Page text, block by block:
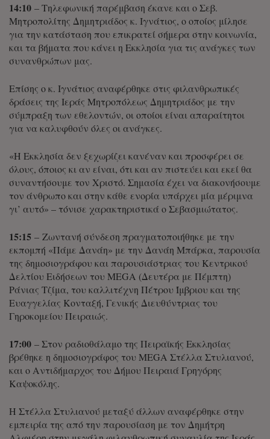
14:10 – Τηλεφωνική παρέμβαση έκανε και ο Σεβ.
Μητροπολίτης Δημητριάδος κ. Ιγνάτιος, ο οποίος μίλησε
για την κατάσταση που επικρατεί σήμερα στην κοινωνία,
και τα βήματα που κάνει η Εκκλησία για τις ανάγκες των
συνανθρώπων μας.
Επίσης ο κ. Ιγνάτιος αναφέρθηκε στις φιλανθρωπικές
δράσεις της Ιεράς Μητροπόλεως Δημητριάδος με την
σύμπραξη των εθελοντών, οι οποίοι είναι απαραίτητοι
για να καλυφθούν όλες οι ανάγκες.
«Η Εκκλησία δεν ξεχωρίζει κανέναν και προσφέρει σε
όλους, όποιος κι αν είναι, ότι και αν πιστεύει και εκεί θα
συναντήσουμε τον Χριστό. Σημασία έχει να διακονήσουμε
τον άνθρωπο και στην κάθε ενορία υπάρχει μία μέριμνα
γι’ αυτό» – τόνισε χαρακτηριστικά ο Σεβασμιώτατος.
15:15 – Ζωντανή σύνδεση πραγματοποιήθηκε με την
εκπομπή «Πάμε Δανάη» με την Δανάη Μπάρκα, παρουσία
της δημοσιογράφου και παρουσιάστριας του Κεντρικού
Δελτίου Ειδήσεων του MEGA (Δευτέρα με Πέμπτη)
Ράνιας Τζίμα, του καλλιτέχνη Πέτρου Ίμβριου και της
Ευαγγελίας Κονταξή, Γενικής Διευθύντριας του
Γηροκομείου Πειραιώς.
17:00 – Στον ραδιοθάλαμο της Πειραϊκής Εκκλησίας
βρέθηκε η δημοσιογράφος του MEGA Στέλλα Στυλιανού,
και ο Αντιδήμαρχος του Δήμου Πειραιά Γρηγόρης
Καψοκόλης.
Η Στέλλα Στυλιανού μεταξύ άλλων αναφέρθηκε στην
εμπειρία της από την παρουσίαση με τον Δημήτρη